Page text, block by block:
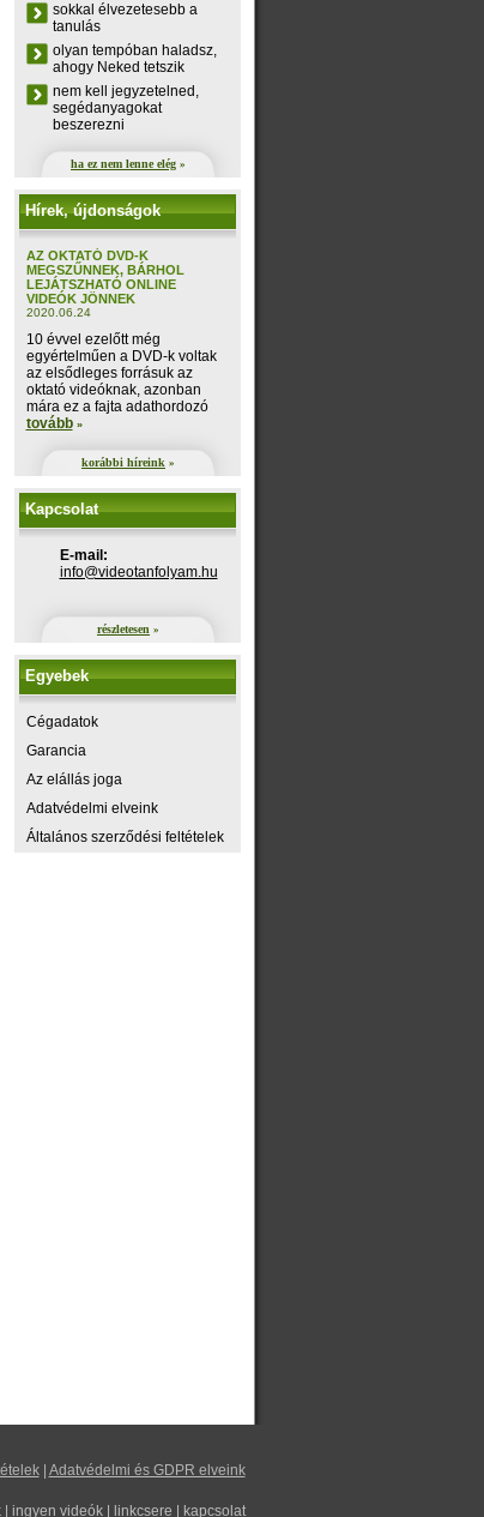
sokkal élvezetesebb a
tanulás
olyan tempóban haladsz,
ahogy Neked tetszik
nem kell jegyzetelned,
segédanyagokat
beszerezni
ha ez nem lenne elég »
Hírek, újdonságok
AZ OKTATÓ DVD-K
MEGSZŰNNEK, BÁRHOL
LEJÁTSZHATÓ ONLINE
VIDEÓK JÖNNEK
2020.06.24
10 évvel ezelőtt még
egyértelműen a DVD-k voltak
az elsődleges forrásuk az
oktató videóknak, azonban
mára ez a fajta adathordozó
tovább »
korábbi híreink »
Kapcsolat
E-mail:
uh.maylofnatoediv@ofni
részletesen »
Egyebek
Cégadatok
Garancia
Az elállás joga
Adatvédelmi elveink
Általános szerződési feltételek
| Adatvédelmi és GDPR elveink
| ingyen videók| linkcsere kapcsolat